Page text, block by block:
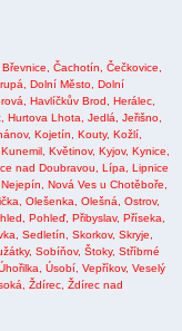
Břevnice, Čachotín, Čečkovice,
Dolní Město, Dolní
Havlíčkův Brod, Herálec,
Hurtova Lhota, Jedlá, Jeřišno,
Kojetín, Kouty, Kožlí,
Kunemil, Květinov, Kyjov, Kynice,
nad Doubravou, Lípa, Lipnice
Nejepín, Nová Ves u Chotěboře,
Olešenka, Olešná, Ostrov,
Pohleď, Přibyslav, Příseka,
Sedletín, Skorkov, Skryje,
Sobíňov, Štoky, Stříbrné
Úsobí, Vepříkov, Veselý
Ždírec, Ždírec nad